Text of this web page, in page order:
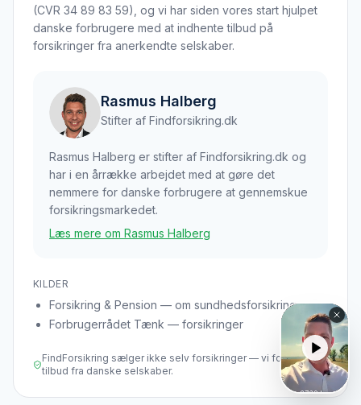
(CVR 34 89 83 59), og vi har siden vores start hjulpet
danske forbrugere med at indhente tilbud på
forsikringer fra anerkendte selskaber.
Rasmus Halberg
Stifter af Findforsikring.dk
Rasmus Halberg er stifter af Findforsikring.dk og
har i en årrække arbejdet med at gøre det
nemmere for danske forbrugere at gennemskue
forsikringsmarkedet.
Læs mere om Rasmus Halberg
KILDER
Forsikring & Pension — om sundhedsforsikring
Forbrugerrådet Tænk — forsikringer
FindForsikring sælger ikke selv forsikringer — vi formidler
tilbud fra danske selskaber.